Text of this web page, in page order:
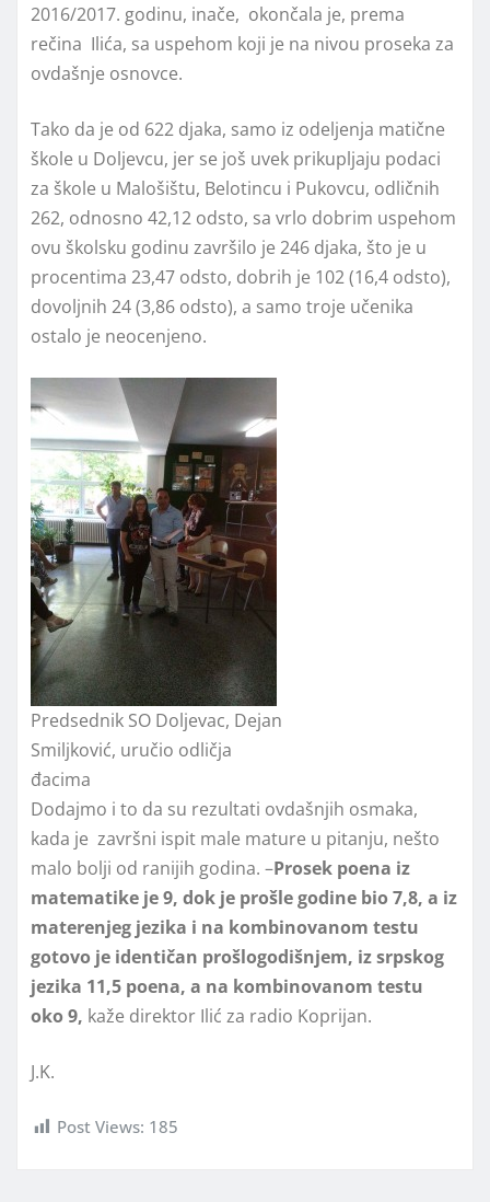
2016/2017. godinu, inače, okončala je, prema
rečina Ilića, sa uspehom koji je na nivou proseka za
ovdašnje osnovce.
Tako da je od 622 djaka, samo iz odeljenja matične
škole u Doljevcu, jer se još uvek prikupljaju podaci
za škole u Malošištu, Belotincu i Pukovcu, odličnih
262, odnosno 42,12 odsto, sa vrlo dobrim uspehom
ovu školsku godinu završilo je 246 djaka, što je u
procentima 23,47 odsto, dobrih je 102 (16,4 odsto),
dovoljnih 24 (3,86 odsto), a samo troje učenika
ostalo je neocenjeno.
Predsednik SO Doljevac, Dejan
Smiljković, uručio odličja
đacima
Dodajmo i to da su rezultati ovdašnjih osmaka,
kada je završni ispit male mature u pitanju, nešto
malo bolji od ranijih godina. –Prosek poena iz
matematike je 9, dok je prošle godine bio 7,8, a iz
materenjeg jezika i na kombinovanom testu
gotovo je identičan prošlogodišnjem, iz srpskog
jezika 11,5 poena, a na kombinovanom testu
oko 9, kaže direktor Ilić za radio Koprijan.
J.K.
Post Views: 185